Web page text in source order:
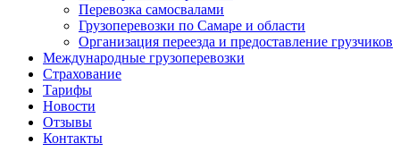
Перевозка самосвалами
Грузоперевозки по Самаре и области
Организация переезда и предоставление грузчиков
Международные грузоперевозки
Страхование
Тарифы
Новости
Отзывы
Контакты